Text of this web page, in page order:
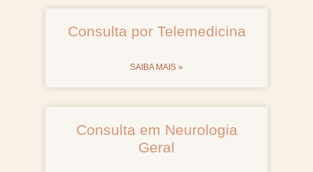
Consulta por Telemedicina
SAIBA MAIS »
Consulta em Neurologia
Geral